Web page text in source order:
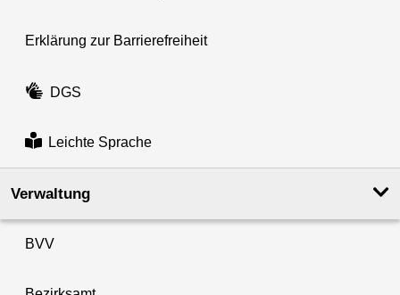
Erklärung zur Barrierefreiheit
DGS
Leichte Sprache
Verwaltung
BVV